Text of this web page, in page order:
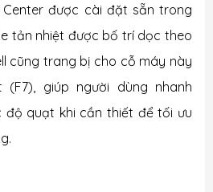
Center được cài đặt sẵn trong
tản nhiệt được bố trí dọc theo
cũng trang bị cho cỗ máy này
(F7), giúp người dùng nhanh
độ quạt khi cần thiết để tối ưu